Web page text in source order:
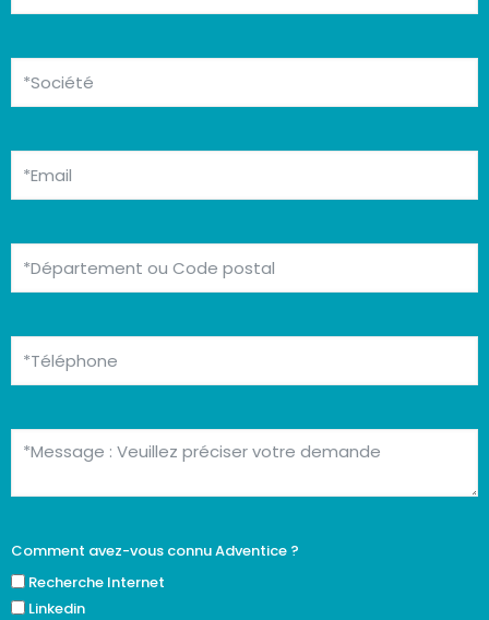
Comment avez-vous connu Adventice ?
Recherche Internet
Linkedin